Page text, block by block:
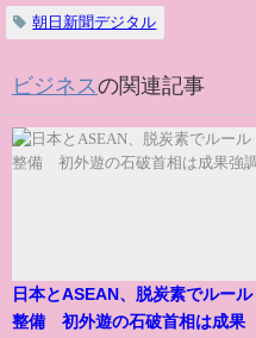
朝日新聞デジタル
ビジネス の関連記事
日本とASEAN、脱炭素でルール
整備 初外遊の石破首相は成果